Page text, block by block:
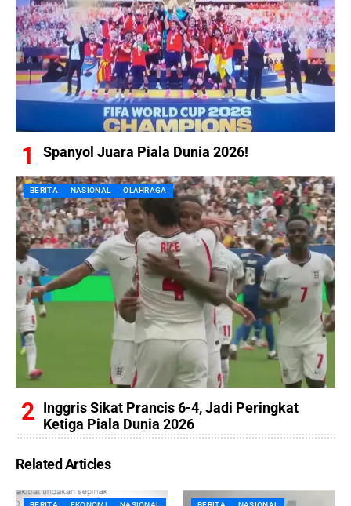
Spanyol Juara Piala Dunia 2026!
BERITA NASIONAL OLAHRAGA
Inggris Sikat Prancis 6-4, Jadi Peringkat
Ketiga Piala Dunia 2026
Related Articles